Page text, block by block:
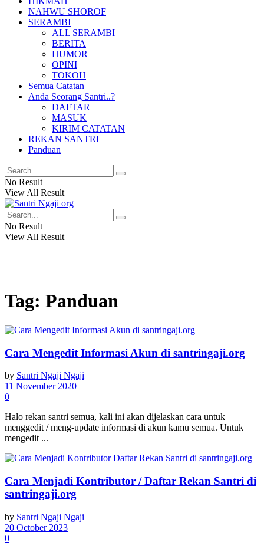
NAHWU SHOROF
SERAMBI
ALL SERAMBI
BERITA
HUMOR
OPINI
TOKOH
Semua Catatan
Anda Seorang Santri..?
DAFTAR
MASUK
KIRIM CATATAN
REKAN SANTRI
Panduan
No Result
View All Result
No Result
View All Result
Tag: Panduan
Cara Mengedit Informasi Akun di santringaji.org
by Santri Ngaji Ngaji
11 November 2020
0
Halo rekan santri semua, kali ini akan dijelaskan cara untuk
menggedit / meng-update informasi di akun kamu semua. Untuk
mengedit ...
Cara Menjadi Kontributor / Daftar Rekan Santri di
santringaji.org
by Santri Ngaji Ngaji
20 October 2023
0